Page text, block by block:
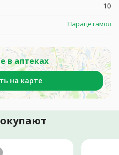
10
Парацетамол
в аптеках
на карте